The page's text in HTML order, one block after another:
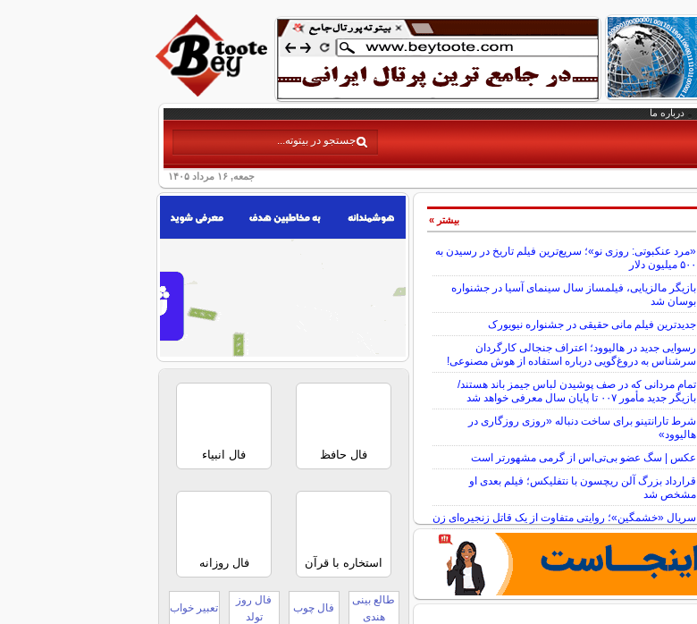
درباره ما
جمعه, ۱۶ مرداد ۱۴۰۵
«مرد عنکبوتی: روزی نو»؛ سریع‌ترین فیلم تاریخ در رسیدن به
۵۰۰ میلیون دلار
بازیگر مالزیایی، فیلمساز سال سینمای آسیا در جشنواره
بوسان شد
جدیدترین فیلم مانی حقیقی در جشنواره نیویورک
رسوایی جدید در هالیوود؛ اعتراف جنجالی کارگردان
سرشناس به دروغ‌گویی درباره استفاده از هوش مصنوعی!
تمام مردانی که در صف پوشیدن لباس جیمز باند هستند/
بازیگر جدید مأمور ۰۰۷ تا پایان سال معرفی خواهد شد
شرط تارانتینو برای ساخت دنباله «روزی روزگاری در
هالیوود»
عکس | سگ عضو بی‌تی‌اس از گرمی مشهورتر است
قرارداد بزرگ آلن ریچسون با نتفلیکس؛ فیلم بعدی او
مشخص شد
سریال «خشمگین»؛ روایتی متفاوت از یک قاتل زنجیره‌ای زن
بیشتر »
فال حافظ فال انبیاء
استخاره با قرآن فال روزانه
طالع بینی
هندی
فال چوب
فال روز
تولد
تعبیر خواب